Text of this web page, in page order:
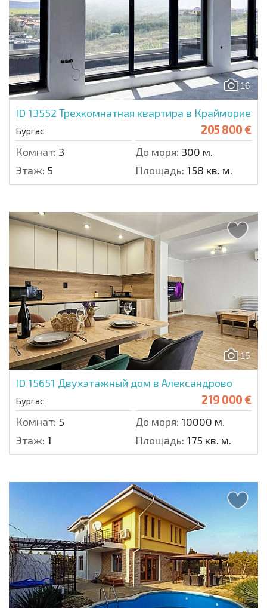
16
ID 13552 Трехкомнатная квартира в Крайморие
Бургас 205 800 €
Комнат: 3 До моря: 300 м.
Этаж: 5 Площадь: 158 кв. м.
15
ID 15651 Двухэтажный дом в Александрово
Бургас 219 000 €
Комнат: 5 До моря: 10000 м.
Этаж: 1 Площадь: 175 кв. м.